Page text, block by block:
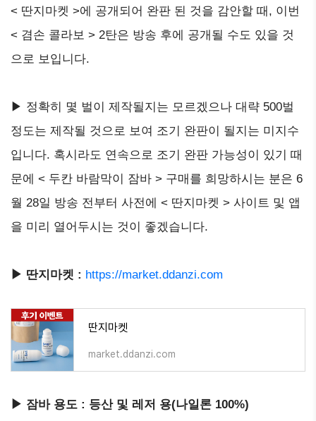
< 딴지마켓 >에 공개되어 완판 된 것을 감안할 때, 이번
< 겸손 콜라보 > 2탄은 방송 후에 공개될 수도 있을 것
으로 보입니다.
▶ 정확히 몇 벌이 제작될지는 모르겠으나 대략 500벌
정도는 제작될 것으로 보여 조기 완판이 될지는 미지수
입니다. 혹시라도 연속으로 조기 완판 가능성이 있기 때
문에 < 두칸 바람막이 잠바 > 구매를 희망하시는 분은 6
월 28일 방송 전부터 사전에 < 딴지마켓 > 사이트 및 앱
을 미리 열어두시는 것이 좋겠습니다.
▶ 딴지마켓 : https://market.ddanzi.com
딴지마켓
market.ddanzi.com
▶ 잠바 용도 : 등산 및 레저 용(나일론 100%)